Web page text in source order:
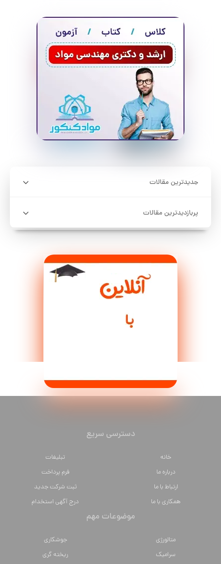
جدیدترین مقالات
پربازدیدترین مقالات
دسترسی سریع
خانه
تبلیغات
درباره ما
فرم پرداخت
ارتباط با ما
ثبت شرکت جدید
همکاری با ما
درج آگهی استخدام
موضوعات مهم
متالورژي
جوشکاری
سراميك
ریخته گری